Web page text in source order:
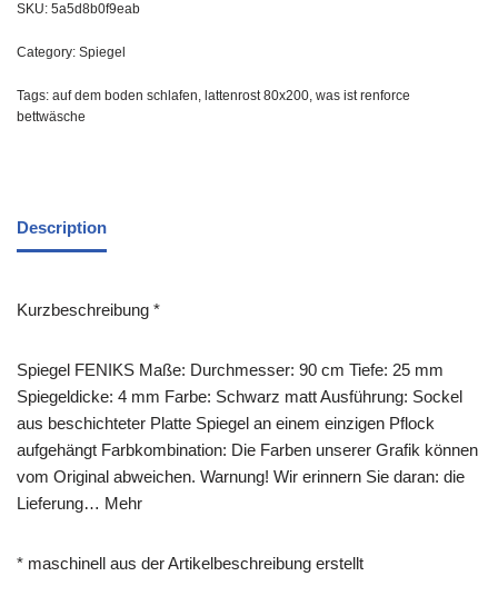
SKU: 5a5d8b0f9eab
Category: Spiegel
Tags: auf dem boden schlafen, lattenrost 80x200, was ist renforce
bettwäsche
Description
Kurzbeschreibung *
Spiegel FENIKS Maße: Durchmesser: 90 cm Tiefe: 25 mm
Spiegeldicke: 4 mm Farbe: Schwarz matt Ausführung: Sockel
aus beschichteter Platte Spiegel an einem einzigen Pflock
aufgehängt Farbkombination: Die Farben unserer Grafik können
vom Original abweichen. Warnung! Wir erinnern Sie daran: die
Lieferung… Mehr
* maschinell aus der Artikelbeschreibung erstellt